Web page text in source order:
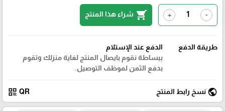
-
+
shopping_cart شراء هذا المنتج
طريقة الدفع
الدفع عند الإستلام
ببساطة نقوم بايصال المنتج لغاية منزلك وتقوم
بدفع الثمن لموظف التوصيل.
public نسخ رابط المنتج QR
qr_code